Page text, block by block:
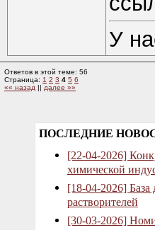
У
Ответов в этой теме: 56
Страница: 1 2 3 4 5 6
«« назад || далее »»
ПОСЛЕДНИЕ
[22-04-2026]
химической
[18-04-2026]
растворителей
[30-03-2026]